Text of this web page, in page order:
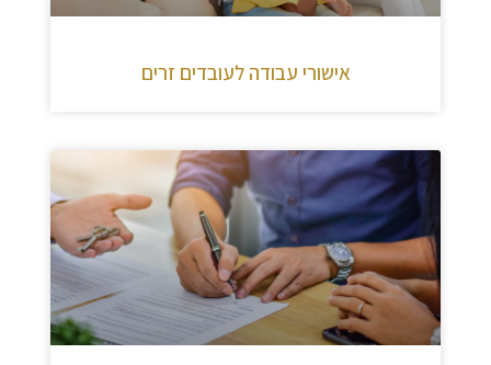
אישורי עבודה לעובדים זרים